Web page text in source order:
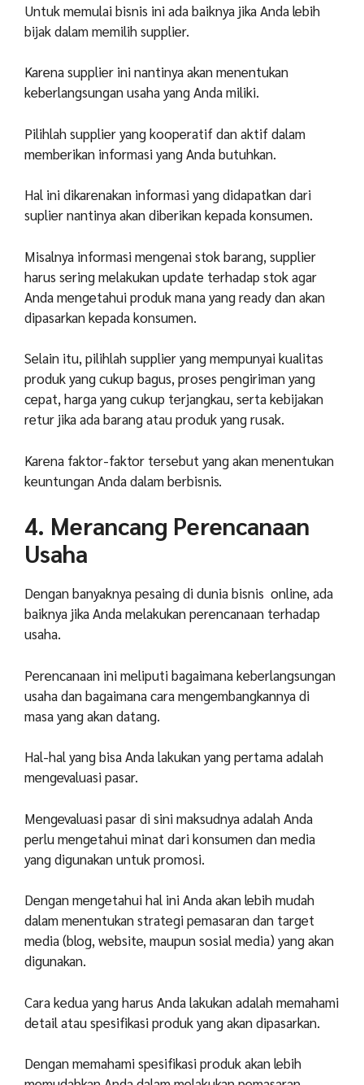
Untuk memulai bisnis ini ada baiknya jika Anda lebih
bijak dalam memilih supplier.
Karena supplier ini nantinya akan menentukan
keberlangsungan usaha yang Anda miliki.
Pilihlah supplier yang kooperatif dan aktif dalam
memberikan informasi yang Anda butuhkan.
Hal ini dikarenakan informasi yang didapatkan dari
suplier nantinya akan diberikan kepada konsumen.
Misalnya informasi mengenai stok barang, supplier
harus sering melakukan update terhadap stok agar
Anda mengetahui produk mana yang ready dan akan
dipasarkan kepada konsumen.
Selain itu, pilihlah supplier yang mempunyai kualitas
produk yang cukup bagus, proses pengiriman yang
cepat, harga yang cukup terjangkau, serta kebijakan
retur jika ada barang atau produk yang rusak.
Karena faktor-faktor tersebut yang akan menentukan
keuntungan Anda dalam berbisnis.
4. Merancang Perencanaan
Usaha
Dengan banyaknya pesaing di dunia bisnis online, ada
baiknya jika Anda melakukan perencanaan terhadap
usaha.
Perencanaan ini meliputi bagaimana keberlangsungan
usaha dan bagaimana cara mengembangkannya di
masa yang akan datang.
Hal-hal yang bisa Anda lakukan yang pertama adalah
mengevaluasi pasar.
Mengevaluasi pasar di sini maksudnya adalah Anda
perlu mengetahui minat dari konsumen dan media
yang digunakan untuk promosi.
Dengan mengetahui hal ini Anda akan lebih mudah
dalam menentukan strategi pemasaran dan target
media (blog, website, maupun sosial media) yang akan
digunakan.
Cara kedua yang harus Anda lakukan adalah memahami
detail atau spesifikasi produk yang akan dipasarkan.
Dengan memahami spesifikasi produk akan lebih